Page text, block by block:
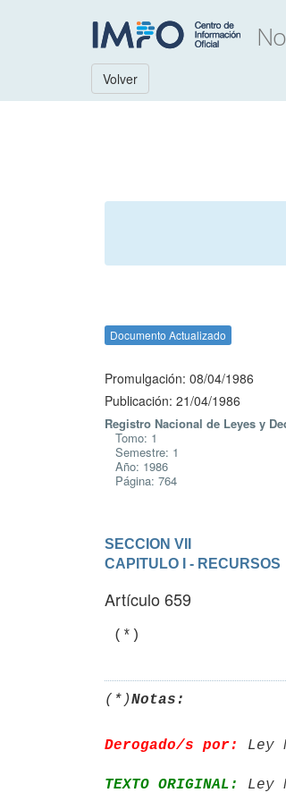
Volver
Documento Actualizado
Promulgación: 08/04/1986
Publicación: 21/04/1986
Registro Nacional de Leyes y
Tomo: 1
Semestre: 1
Año: 1986
Página: 764
SECCION VII
CAPITULO I - RECURSOS
Artículo 659
(*)Notas:
Derogado/s por: Ley
TEXTO ORIGINAL: Ley